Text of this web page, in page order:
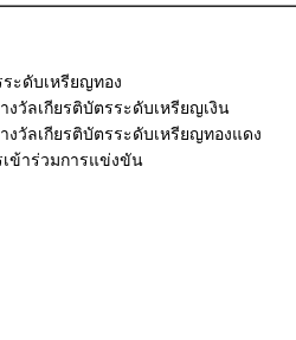
ระดับเหรียญทอง
วัลเกียรติบัตรระดับเหรียญเงิน
วัลเกียรติบัตรระดับเหรียญทองแดง
เข้าร่วมการแข่งขัน